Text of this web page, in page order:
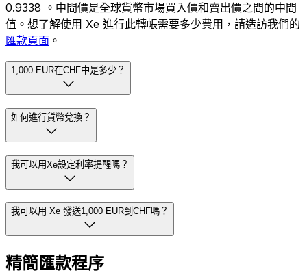
0.9338 。中間價是全球貨幣市場買入價和賣出價之間的中間
值。想了解使用 Xe 進行此轉帳需要多少費用，請造訪我們的
匯款頁面 。
1,000 EUR在CHF中是多少？
如何進行貨幣兌換？
我可以用Xe設定利率提醒嗎？
我可以用 Xe 發送1,000 EUR到CHF嗎？
精簡匯款程序